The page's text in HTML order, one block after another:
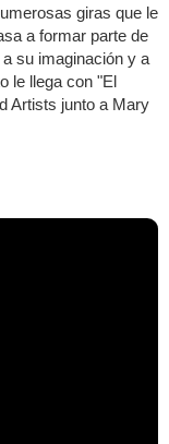
giras que le
a formar parte de
su imaginación y a
le llega con "El
Artists junto a Mary